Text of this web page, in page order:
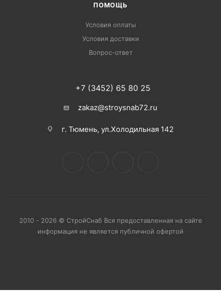
ПОМОЩЬ
Условия оплаты
Условия доставки
Вопрос-ответ
+7 (3452) 65 80 25
zakaz@stroysnab72.ru
г. Тюмень, ул.Холодильная 142
2010 - 2026 © СтройСнаб Вся предоставленная на сайте
информация не является публичной офертой